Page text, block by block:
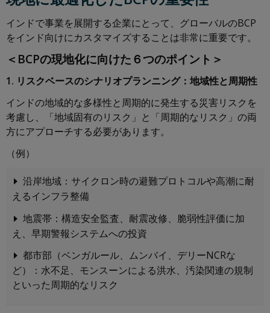
インドで事業を展開する企業にとって、グローバルのBCP
をインド向けにカスタマイズすることは非常に重要です。
＜BCPの現地化に向けた６つのポイント＞
1. リスクベースのシナリオプランニング：地域性と周期性
インドの地域的な多様性と周期的に発生する災害リスクを
考慮し、「地域固有のリスク」と「周期的なリスク」の両
方にアプローチする必要があります。
（例）
沿岸地域：サイクロン時の避難プロトコルや高潮に耐
えるインフラ整備
地震帯：構造安全監査、耐震改修、脆弱性評価に加
え、早期警報システムへの投資
都市部（ベンガルール、ムンバイ、デリーNCRな
ど）：水不足、モンスーンによる洪水、汚染関連の規制
といった周期的なリスク